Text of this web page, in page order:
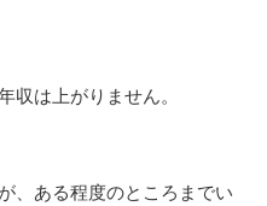
収は上がりません。
、ある程度のところまでい